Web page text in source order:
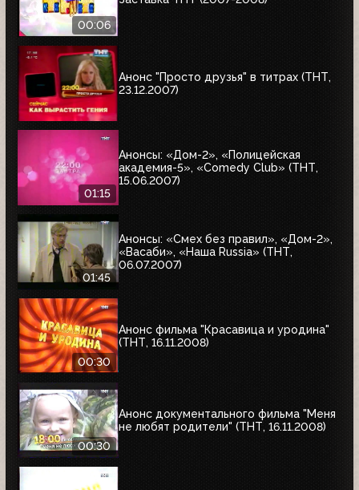
00:06
Анонс "Просто друзья" в титрах (ТНТ,
23.12.2007)
01:15
Анонсы: «Дом-2», «Полицейская
академия-5», «Comedy Club» (ТНТ,
15.06.2007)
01:45
Анонсы: «Смех без правил», «Дом-2»,
«Васаби», «Наша Russia» (ТНТ,
06.07.2007)
00:30
Анонс фильма "Красавица и уродина"
(ТНТ, 16.11.2008)
00:30
Анонс документального фильма "Меня
не любят родители" (ТНТ, 16.11.2008)